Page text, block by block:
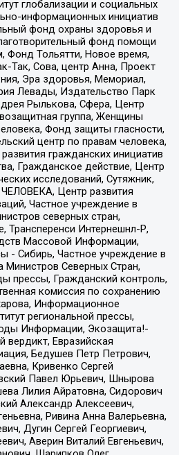
глобализации и социальных
информационных инициатив
фонд охраны здоровья и
фонд помощи
Фонд Тольятти, Новое время,
Так, Сова, центр Анна, Проект
Эра здоровья, Мемориал,
Левады, Издательство Парк
Рылькова, Сфера, Центр
группа, Женщины
Фонд защиты гласности,
центр по правам человека,
гражданских инициатив
Гражданское действие, Центр
исследований, Сутяжник,
Центр развития
Частное учреждение в
северных стран,
Трансперенси Интернешнл-Р,
Массовой Информации,
- Сибирь, Частное учреждение в
Министров Северных Стран,
прессы, Гражданский контроль,
комиссия по сохранению
Информационное
региональной прессы,
Информации, Экозащита!-
Евразийская
Бедушев Петр Петрович,
Кривенко Сергей
Павел Юрьевич, Шнырова
Лилия Айратовна, Сидорович
Александр Алексеевич,
Ривина Анна Валерьевна,
Дугин Сергей Георгиевич,
Аверин Виталий Евгеньевич,